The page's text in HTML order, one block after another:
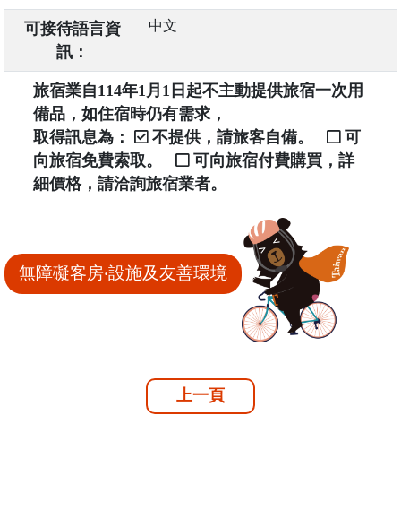
可接待語言資
訊：
中文
旅宿業自114年1月1日起不主動提供旅宿一次用
備品，如住宿時仍有需求，
取得訊息為：
不提供，請旅客自備。
可
向旅宿免費索取。
可向旅宿付費購買，詳
細價格，請洽詢旅宿業者。
無障礙客房‧設施及友善環境
上一頁